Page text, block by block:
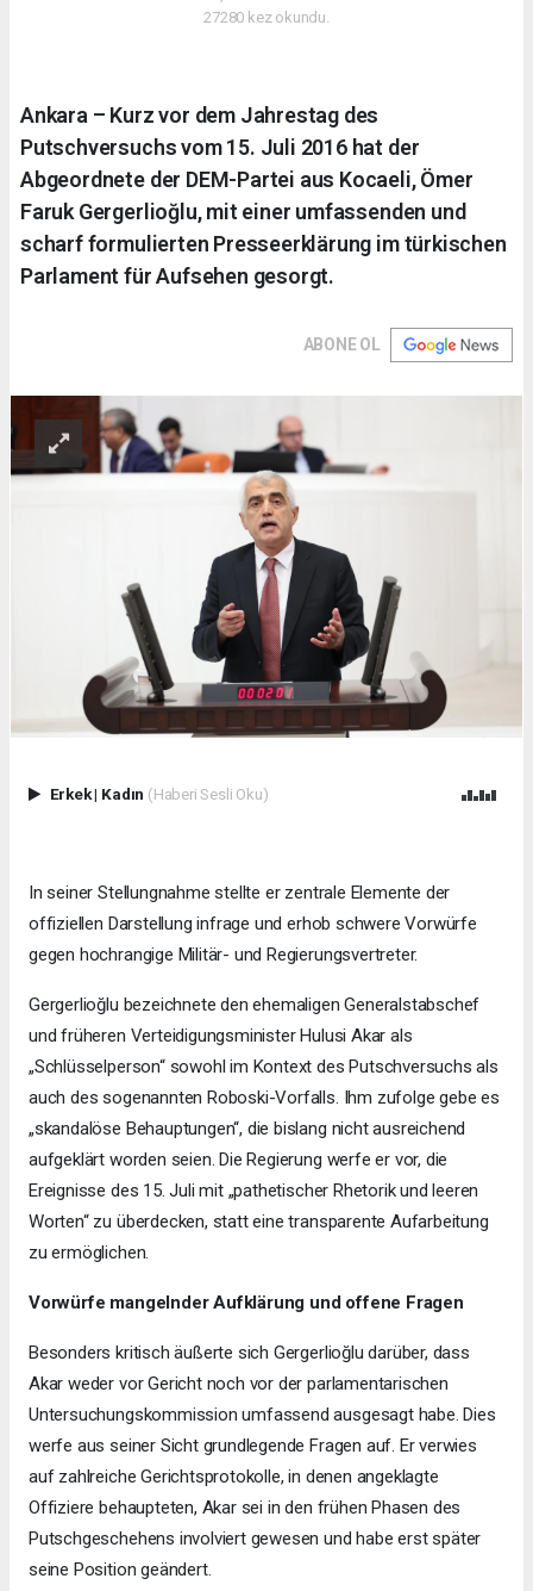
27280 kez okundu.
Ankara – Kurz vor dem Jahrestag des
Putschversuchs vom 15. Juli 2016 hat der
Abgeordnete der DEM-Partei aus Kocaeli, Ömer
Faruk Gergerlioğlu, mit einer umfassenden und
scharf formulierten Presseerklärung im türkischen
Parlament für Aufsehen gesorgt.
ABONE OL
Erkek| Kadın (Haberi Sesli Oku)
In seiner Stellungnahme stellte er zentrale Elemente der
offiziellen Darstellung infrage und erhob schwere Vorwürfe
gegen hochrangige Militär- und Regierungsvertreter.
Gergerlioğlu bezeichnete den ehemaligen Generalstabschef
und früheren Verteidigungsminister Hulusi Akar als
„Schlüsselperson“ sowohl im Kontext des Putschversuchs als
auch des sogenannten Roboski-Vorfalls. Ihm zufolge gebe es
„skandalöse Behauptungen“, die bislang nicht ausreichend
aufgeklärt worden seien. Die Regierung werfe er vor, die
Ereignisse des 15. Juli mit „pathetischer Rhetorik und leeren
Worten“ zu überdecken, statt eine transparente Aufarbeitung
zu ermöglichen.
Vorwürfe mangelnder Aufklärung und offene Fragen
Besonders kritisch äußerte sich Gergerlioğlu darüber, dass
Akar weder vor Gericht noch vor der parlamentarischen
Untersuchungskommission umfassend ausgesagt habe. Dies
werfe aus seiner Sicht grundlegende Fragen auf. Er verwies
auf zahlreiche Gerichtsprotokolle, in denen angeklagte
Offiziere behaupteten, Akar sei in den frühen Phasen des
Putschgeschehens involviert gewesen und habe erst später
seine Position geändert.